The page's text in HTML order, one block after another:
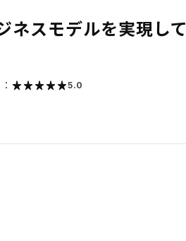
ネスモデルを実現し
5.0